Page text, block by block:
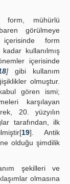
form, mühürlü
görülmeye
içerisinde form
kullanılmış
içerisinde
]gibi kullanım
olmuştur.
gören ismi;
karşılayan
20. yüzyılın
tarafından, ilk
19]. Antik
olduğu şimdilik
şekilleri ve
olmasına